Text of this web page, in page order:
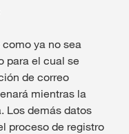
ya no sea
para el cual se
de correo
mientras la
Los demás datos
proceso de registro